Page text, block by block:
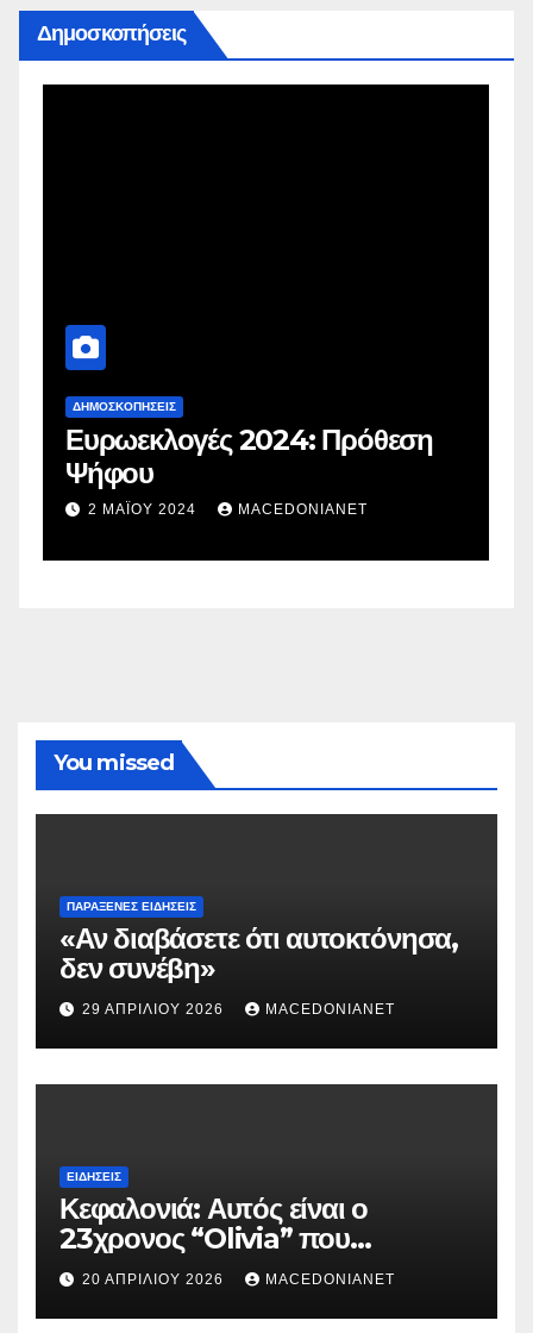
Δημοσκοπήσεις
ΔΗΜΟΣΚΟΠΉΣΕΙΣ
Ευρωεκλογές 2024: Πρόθεση
Ψήφου
2 ΜΑΪ́ΟΥ 2024 MACEDONIANET
You missed
ΠΑΡΆΞΕΝΕΣ ΕΙΔΉΣΕΙΣ
«Αν διαβάσετε ότι αυτοκτόνησα,
δεν συνέβη»
29 ΑΠΡΙΛΊΟΥ 2026 MACEDONIANET
ΕΙΔΉΣΕΙΣ
Κεφαλονιά: Αυτός είναι ο
23χρονος “Olivia” που
κατηγορείται για τον θάνατο της
Μυρτούς
20 ΑΠΡΙΛΊΟΥ 2026 MACEDONIANET